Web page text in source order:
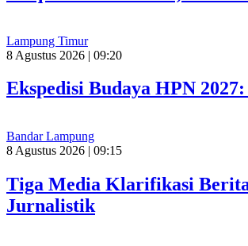
Lampung Timur
8 Agustus 2026 | 09:20
Ekspedisi Budaya HPN
Bandar Lampung
8 Agustus 2026 | 09:15
Tiga Media Klarifikasi Berita
Jurnalistik